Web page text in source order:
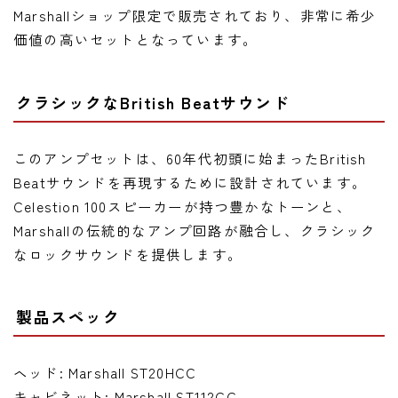
Marshallショップ限定で販売されており、非常に希少
価値の高いセットとなっています。
クラシックなBritish Beatサウンド
このアンプセットは、60年代初頭に始まったBritish
Beatサウンドを再現するために設計されています。
Celestion 100スピーカーが持つ豊かなトーンと、
Marshallの伝統的なアンプ回路が融合し、クラシック
なロックサウンドを提供します。
製品スペック
ヘッド: Marshall ST20HCC